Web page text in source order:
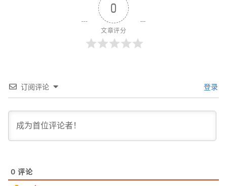
0
文章评分
订阅评论 登录
0 评论